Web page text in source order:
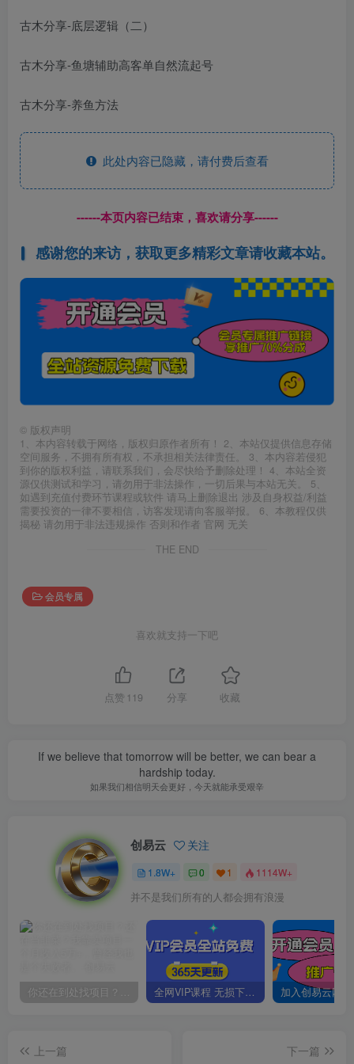
古木分享-底层逻辑（二）
古木分享-鱼塘辅助高客单自然流起号
古木分享-养鱼方法
此处内容已隐藏，请付费后查看
------本页内容已结束，喜欢请分享------
感谢您的来访，获取更多精彩文章请收藏本站。
© 版权声明
1、本内容转载于网络，版权归原作者所有！ 2、本站仅提供信息存储
空间服务，不拥有所有权，不承担相关法律责任。 3、本内容若侵犯
到你的版权利益，请联系我们，会尽快给予删除处理！ 4、本站全资
源仅供测试和学习，请勿用于非法操作，一切后果与本站无关。 5、
如遇到充值付费环节课程或软件 请马上删除退出 涉及自身权益/利益
需要投资的一律不要相信，访客发现请向客服举报。 6、本教程仅供
揭秘 请勿用于非法违规操作 否则和作者 官网 无关
THE END
会员专属
喜欢就支持一下吧
点赞 119 分享 收藏
If we believe that tomorrow will be better, we can bear a
hardship today.
如果我们相信明天会更好，今天就能承受艰辛
创易云 关注
1.8W+ 0 1 1114W+
并不是我们所有的人都会拥有浪漫
你还在到处找项目？还在当韭菜？我靠卖项目一个月收入5万+，曾经我也是个失败者。 全网VIP课程 无损下载~
上一篇
下一篇